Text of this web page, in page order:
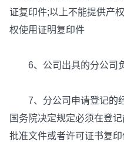
证复印件;以上不能提供产
权使用证明复印件
6、公司出具的分公司负
7、分公司申请登记的经
国务院决定规定必须在登
批准文件或者许可证书复